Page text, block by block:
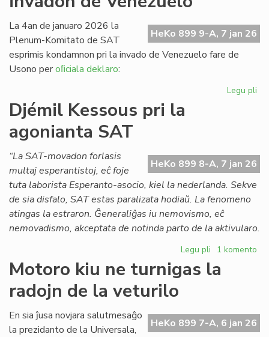
x
HeKo 899 9-A, 7 jan 26
La 4an de januaro 2026 la
Plenum-Komitato de SAT
esprimis kondamnon pri la invado de Venezuelo fare de
Usono peroﬁciala deklaro:
Legu pli
Djémil Kessous pri la
agonianta SAT
HeKo 899 8-A, 7 jan 26
“La SAT-movadon forlasis
multaj esperantistoj, eĉ foje
tuta laborista Esperanto-asocio, kiel la nederlanda. Sekve
de sia disfalo, SAT estas paralizata hodiaŭ. La fenomeno
atingas la estraron. Ĝeneraliĝas iu nemovismo, eĉ
nemovadismo, akceptata de notinda parto de la aktivularo.
Legu pli pri
Kessous
agonianta
SAT
1 komento
Motoro kiu ne turnigas la
radojn de la veturilo
HeKo 899 7-A, 6 jan 26
En sia ĵusa novjara salutmesaĝo
la prezidanto de la Universala,